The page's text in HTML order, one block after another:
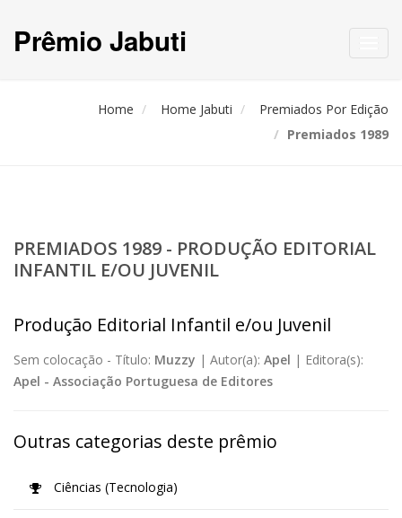
Prêmio Jabuti
Home Home Jabuti
Premiados Por Edição
Premiados 1989
PREMIADOS 1989 - PRODUÇÃO EDITORIAL
INFANTIL E/OU JUVENIL
Produção Editorial Infantil e/ou Juvenil
Sem colocação - Título: Muzzy | Autor(a): Apel | Editora(s):
Apel - Associação Portuguesa de Editores
Outras categorias deste prêmio
Ciências (Tecnologia)